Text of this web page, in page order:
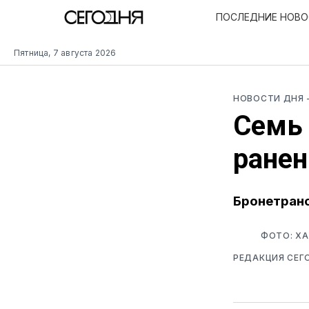
Пятница, 7 августа 2026
ПОСЛЕДНИЕ
НОВОСТИ ДНЯ
ФОТО:
РЕДАКЦИЯ